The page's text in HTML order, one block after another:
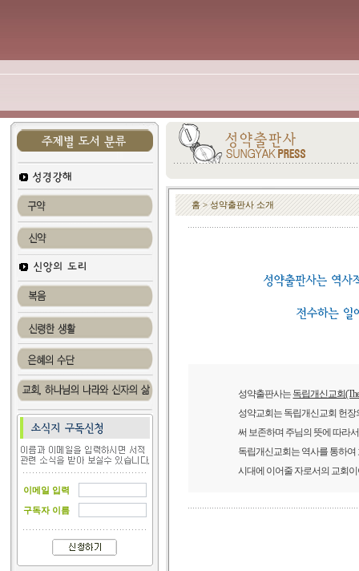
이메일 입력
구독자 이름
홈 > 성약출판사 소개
성약출판사는 독립개신교회(The
성약교회는 독립개신교회 헌장
써 보존하며 주님의 뜻에 따라
독립개신교회는 역사를 통하
시대에 이어줄 자로서의 교회